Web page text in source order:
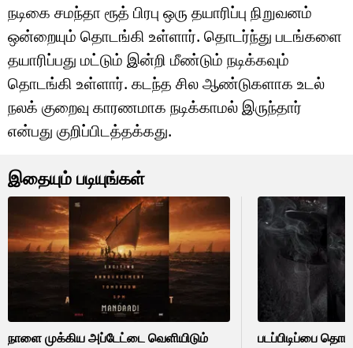
நடிகை சமந்தா ரூத் பிரபு ஒரு தயாரிப்பு நிறுவனம்
ஒன்றையும் தொடங்கி உள்ளார். தொடர்ந்து படங்களை
தயாரிப்பது மட்டும் இன்றி மீண்டும் நடிக்கவும்
தொடங்கி உள்ளார். கடந்த சில ஆண்டுகளாக உடல்
நலக் குறைவு காரணமாக நடிக்காமல் இருந்தார்
என்பது குறிப்பிடத்தக்கது.
இதையும் படியுங்கள்
நாளை முக்கிய அப்டேட்டை வெளியிடும்
படப்பிடிப்பை